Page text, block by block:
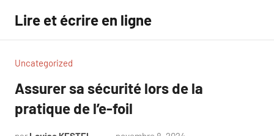
contenu
Lire et écrire en ligne
Uncategorized
Assurer sa sécurité lors de la
pratique de l’e-foil